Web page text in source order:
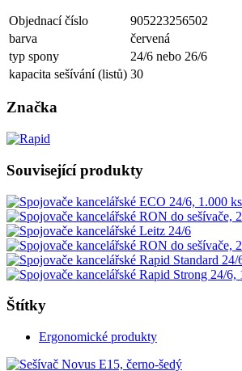
Objednací číslo
905223256502
barva
červená
typ spony
24/6 nebo 26/6
kapacita sešívání (listů) 30
Značka
Související produkty
Štítky
Ergonomické produkty